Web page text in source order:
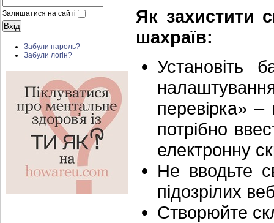
Залишатися на сайті
Забули пароль?
Забули логін?
Як захистити
шахраїв:
Установіть
перевірка»
потрібно
електронну
Не вводьте
підозрілих
Створюйте